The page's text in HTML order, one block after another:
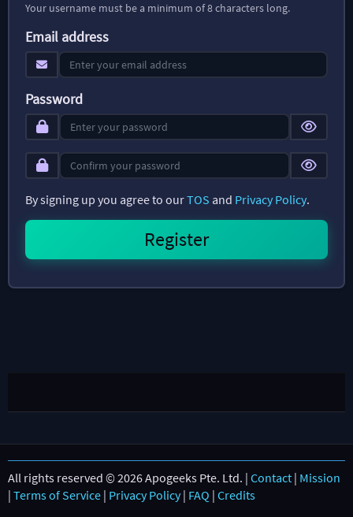
Your username must be a minimum of 8 characters long.
Email address
Password
By signing up you agree to ourTOS and Privacy Policy.
All rights reserved © 2026 Apogeeks Pte. Ltd. | Contact | Mission
| Terms of Service | Privacy Policy| FAQ | Credits